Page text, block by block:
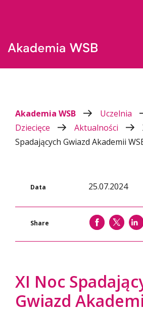
Akademia WSB Uczelnia
Dziecięce
Aktualności
Spadających Gwiazd Akademii
Data 25.07.2024
Share SHARE
XI Noc
Gwiazd